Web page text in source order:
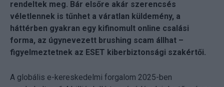
rendeltek meg. Bár elsőre akár szerencsés
véletlennek is tűnhet a váratlan küldemény, a
háttérben gyakran egy kifinomult online csalási
forma, az úgynevezett brushing scam állhat –
figyelmeztetnek az ESET kiberbiztonsági szakértői.
A globális e-kereskedelmi forgalom 2025-ben